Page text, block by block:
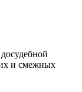
и смежных